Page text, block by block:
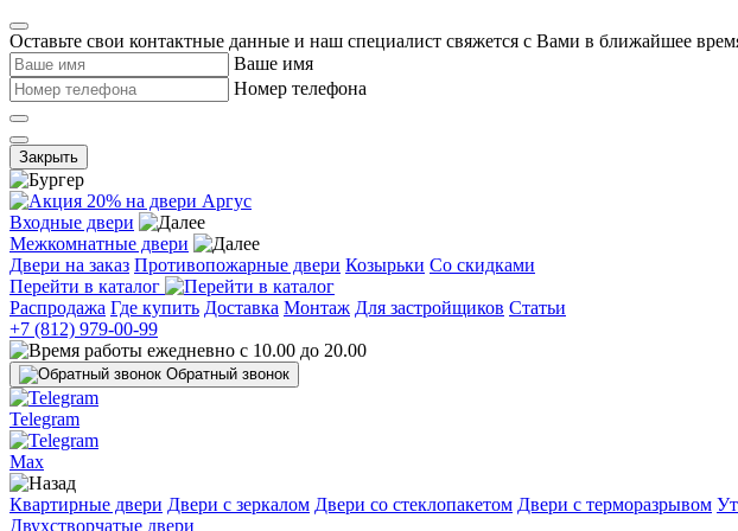
Оставьте свои контактные данные и наш специалист свяжется с Вами в ближайшее
Ваше имя
Номер телефона
Закрыть
Входные двери
Межкомнатные двери
Двери на заказ Противопожарные двери Козырьки Со скидками
Перейти в каталог
Распродажа Где купить Доставка Монтаж Для застройщиков Статьи
+7 (812) 979-00-99
ежедневно с 10.00 до 20.00
Обратный звонок
Telegram
Max
Квартирные двери Двери с зеркалом Двери со стеклопакетом Двери с терморазрывом
Двухстворчатые двери